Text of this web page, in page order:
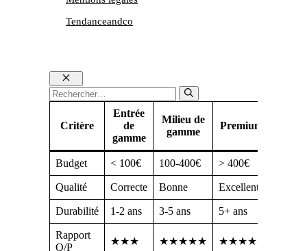
Tendanceandco
Fermer
Rechercher :
Critère
Entrée
de
gamme
Milieu de
gamme
Premium
Budget < 100€ 100-400€ > 400€
Qualité Correcte Bonne Excellente
Durabilité 1-2 ans 3-5 ans 5+ ans
Rapport
Q/P
★★★ ★★★★★ ★★★★